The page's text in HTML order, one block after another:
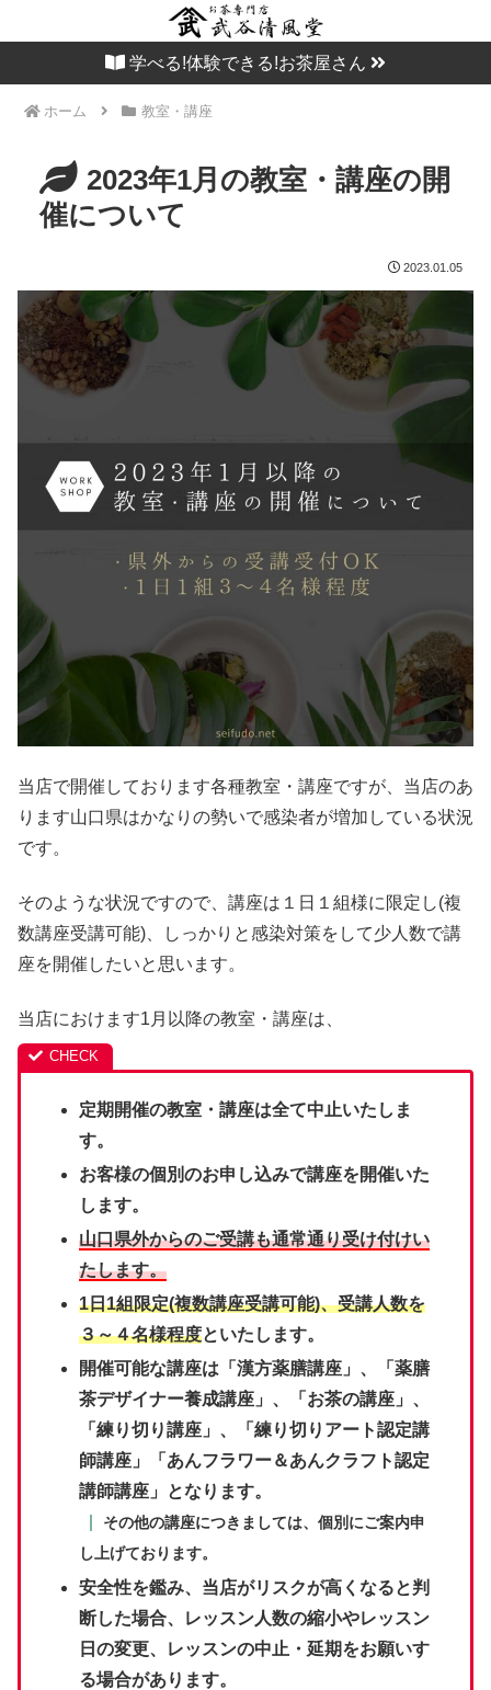
学べる!体験できる!お茶屋さん
ホーム 教室・講座
2023年1月の教室・講座の開
催について
2023.01.05
当店で開催しております各種教室・講座ですが、当店のあ
ります山口県はかなりの勢いで感染者が増加している状況
です。
そのような状況ですので、講座は１日１組様に限定し(複
数講座受講可能)、しっかりと感染対策をして少人数で講
座を開催したいと思います。
当店におけます1月以降の教室・講座は、
定期開催の教室・講座は全て中止いたしま
す。
お客様の個別のお申し込みで講座を開催いた
します。
山口県外からのご受講も通常通り受け付けい
たします。
1日1組限定(複数講座受講可能)、受講人数を
３～４名様程度といたします。
開催可能な講座は「漢方薬膳講座」、「薬膳
茶デザイナー養成講座」、「お茶の講座」、
「練り切り講座」、「練り切りアート認定講
師講座」「あんフラワー＆あんクラフト認定
講師講座」となります。
その他の講座につきましては、個別にご案内申
し上げております。
安全性を鑑み、当店がリスクが高くなると判
断した場合、レッスン人数の縮小やレッスン
日の変更、レッスンの中止・延期をお願いす
る場合があります。